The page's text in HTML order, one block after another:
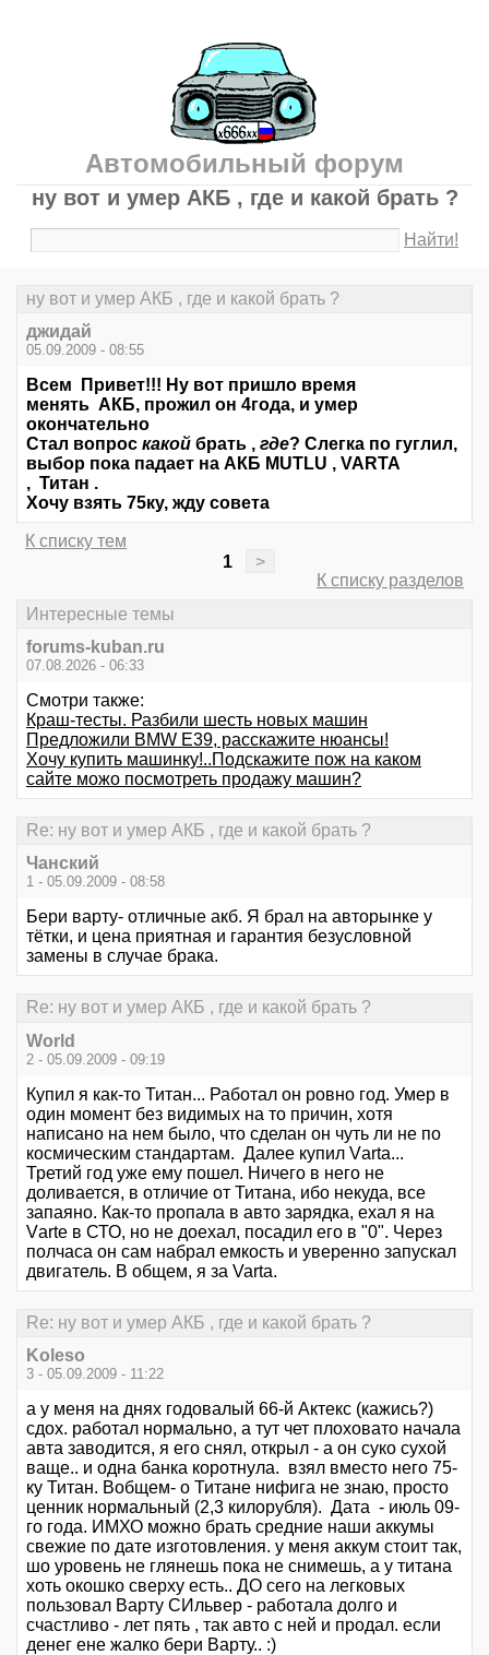
Автомобильный форум
ну вот и умер АКБ , где и какой брать ?
Найти!
ну вот и умер АКБ , где и какой брать ?
джидай
05.09.2009 - 08:55
Всем Привет!!! Ну вот пришло время
менять АКБ, прожил он 4года, и умер
окончательно
Стал вопрос какой брать , где? Слегка по гуглил,
выбор пока падает на АКБ MUTLU , VARTA
, Титан .
Хочу взять 75ку, жду совета
К списку тем
1
>
К списку разделов
Интересные темы
forums-kuban.ru
07.08.2026 - 06:33
Смотри также:
Краш-тесты. Разбили шесть новых машин
Предложили BMW E39, расскажите нюансы!
Хочу купить машинку!..Подскажите пож на каком
сайте можо посмотреть продажу машин?
Re: ну вот и умер АКБ , где и какой брать ?
Чанский
1 - 05.09.2009 - 08:58
Бери варту- отличные акб. Я брал на авторынке у
тётки, и цена приятная и гарантия безусловной
замены в случае брака.
Re: ну вот и умер АКБ , где и какой брать ?
World
2 - 05.09.2009 - 09:19
Купил я как-то Титан... Работал он ровно год. Умер в
один момент без видимых на то причин, хотя
написано на нем было, что сделан он чуть ли не по
космическим стандартам. Далее купил Vаrtа...
Третий год уже ему пошел. Ничего в него не
доливается, в отличие от Титана, ибо некуда, все
запаяно. Как-то пропала в авто зарядка, ехал я на
Vаrtе в СТО, но не доехал, посадил его в "0". Через
полчаса он сам набрал емкость и уверенно запускал
двигатель. В общем, я за Vartа.
Re: ну вот и умер АКБ , где и какой брать ?
Koleso
3 - 05.09.2009 - 11:22
а у меня на днях годовалый 66-й Актекс (кажись?)
сдох. работал нормально, а тут чет плоховато начала
авта заводится, я его снял, открыл - а он суко сухой
ваще.. и одна банка коротнула. взял вместо него 75-
ку Титан. Вобщем- о Титане нифига не знаю, просто
ценник нормальный (2,3 килорубля). Дата - июль 09-
го года. ИМХО можно брать средние наши аккумы
свежие по дате изготовления. у меня аккум стоит так,
шо уровень не глянешь пока не снимешь, а у титана
хоть окошко сверху есть.. ДО сего на легковых
пользовал Варту СИльвер - работала долго и
счастливо - лет пять , так авто с ней и продал. если
денег ене жалко бери Варту.. :)